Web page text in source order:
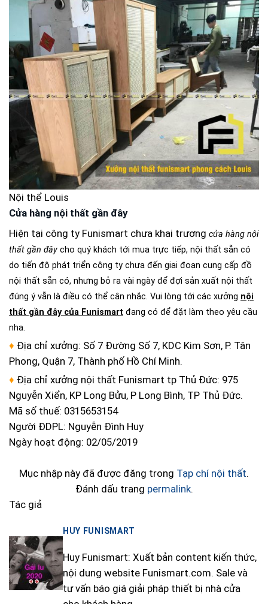
Nội thể Louis
Cửa hàng nội thất gần đây
Hiện tại công ty Funismart chưa khai trương cửa hàng nội
thất gần đây cho quý khách tới mua trực tiếp, nội thất sẵn có
do tiến độ phát triển công ty chưa đến giai đoạn cung cấp đồ
nội thất sẵn có, nhưng bỏ ra vài ngày để đợi sản xuất nội thất
đúng ý vẫn là điều có thể cân nhắc. Vui lòng tới các xưởng nội
thất gần đây của Funismart đang có để đặt làm theo yêu cầu
nha.
♦ Địa chỉ xưởng: Số 7 Đường Số 7, KDC Kim Sơn, P. Tân
Phong, Quận 7, Thành phố Hồ Chí Minh.
♦ Địa chỉ xưởng nội thất Funismart tp Thủ Đức: 975
Nguyễn Xiển, KP Long Bửu, P Long Bình, TP Thủ Đức.
Mã số thuế: 0315653154
Người ĐDPL: Nguyễn Đình Huy
Ngày hoạt động: 02/05/2019
Mục nhập này đã được đăng trong Tạp chí nội thất.
Đánh dấu trang permalink.
Tác giả
HUY FUNISMART
Huy Funismart: Xuất bản content kiến thức,
nội dung website Funismart.com. Sale và
tư vấn báo giá giải pháp thiết bị nhà cửa